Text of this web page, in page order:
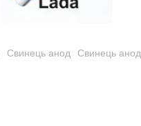
Свинець анод Свинець анод